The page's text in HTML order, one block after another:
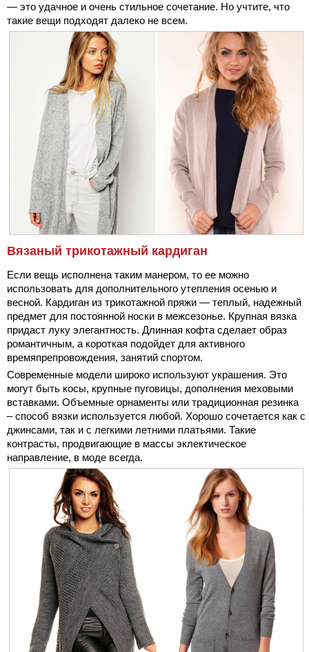
— это удачное и очень стильное сочетание. Но учтите, что
такие вещи подходят далеко не всем.
Вязаный трикотажный кардиган
Если вещь исполнена таким манером, то ее можно
использовать для дополнительного утепления осенью и
весной. Кардиган из трикотажной пряжи — теплый, надежный
предмет для постоянной носки в межсезонье. Крупная вязка
придаст луку элегантность. Длинная кофта сделает образ
романтичным, а короткая подойдет для активного
времяпрепровождения, занятий спортом.
Современные модели широко используют украшения. Это
могут быть косы, крупные пуговицы, дополнения меховыми
вставками. Объемные орнаменты или традиционная резинка
– способ вязки используется любой. Хорошо сочетается как с
джинсами, так и с легкими летними платьями. Такие
контрасты, продвигающие в массы эклектическое
направление, в моде всегда.